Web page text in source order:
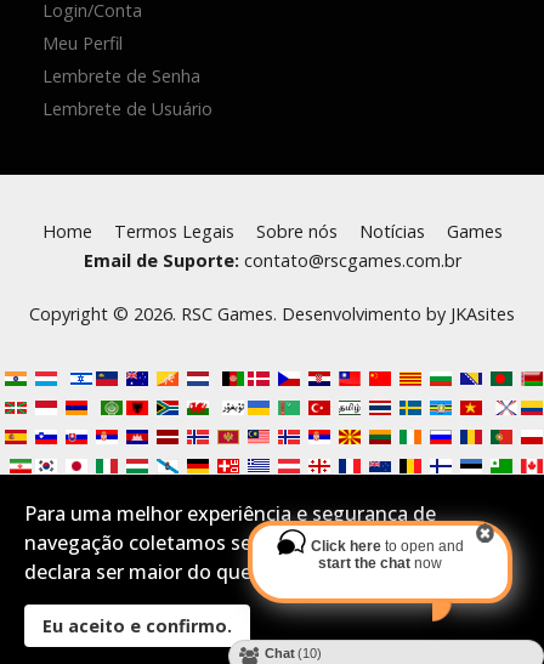
Login/Conta
Meu Perfil
Lembrete de Senha
Lembrete de Usuário
Home Termos Legais Sobre nós Notícias
Games
Email de Suporte: contato@rscgames.com.br
Copyright © 2026. RSC Games. Desenvolvimento by JKAsites
Desktop Layout
Para uma melhor experiência e segurança de
navegação coletamos seus Cookies.Se você aceita e
declara ser maior do que 16 anos por favor confirme:
Eu aceito e confirmo.
Chat(10)
Click hereto open and
start the chat now